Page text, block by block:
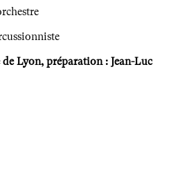
Lyon, préparation : Jean-Luc